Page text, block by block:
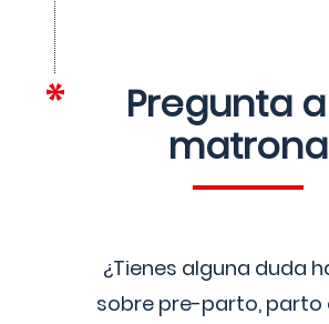
Pregunta
matrona
¿Tienes alguna duda
sobre pre-parto, parto